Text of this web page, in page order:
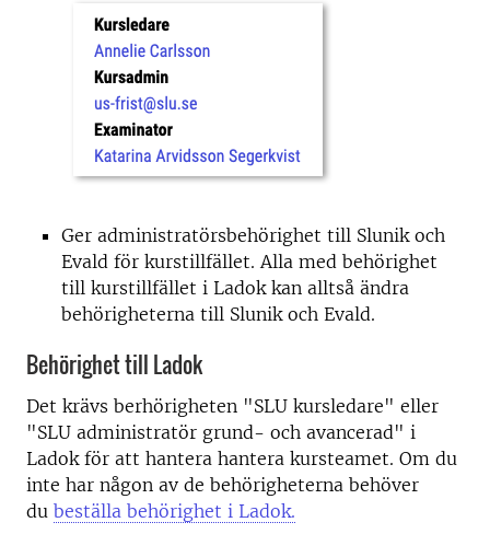
Ger administratörsbehörighet till Slunik och
Evald för kurstillfället. Alla med behörighet
till kurstillfället i Ladok kan alltså ändra
behörigheterna till Slunik och Evald.
Behörighet till Ladok
Det krävs berhörigheten "SLU kursledare" eller
"SLU administratör grund- och avancerad" i
Ladok för att hantera hantera kursteamet. Om du
inte har någon av de behörigheterna behöver
du beställa behörighet i Ladok.